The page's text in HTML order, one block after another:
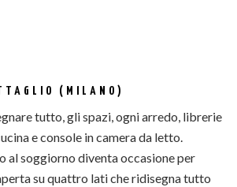
(MILANO)
tutto, gli spazi, ogni arredo, librerie
e console in camera da letto.
al soggiorno diventa occasione per
su quattro lati che ridisegna tutto